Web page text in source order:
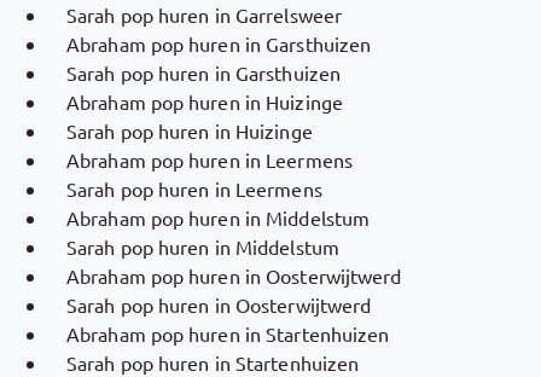
Sarah pop huren in Garrelsweer
Abraham pop huren in Garsthuizen
Sarah pop huren in Garsthuizen
Abraham pop huren in Huizinge
Sarah pop huren in Huizinge
Abraham pop huren in Leermens
Sarah pop huren in Leermens
Abraham pop huren in Middelstum
Sarah pop huren in Middelstum
Abraham pop huren in Oosterwijtwerd
Sarah pop huren in Oosterwijtwerd
Abraham pop huren in Startenhuizen
Sarah pop huren in Startenhuizen